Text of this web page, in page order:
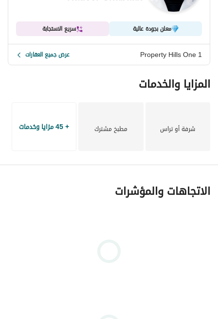
معلن بجودة عالية سريع الاستجابة
Property Hills One 1 عرض جميع العقارات
المزايا والخدمات
شرفة أو تراس مطبخ مشترك + 45 مزايا وخدمات
الاتجاهات والمؤشرات